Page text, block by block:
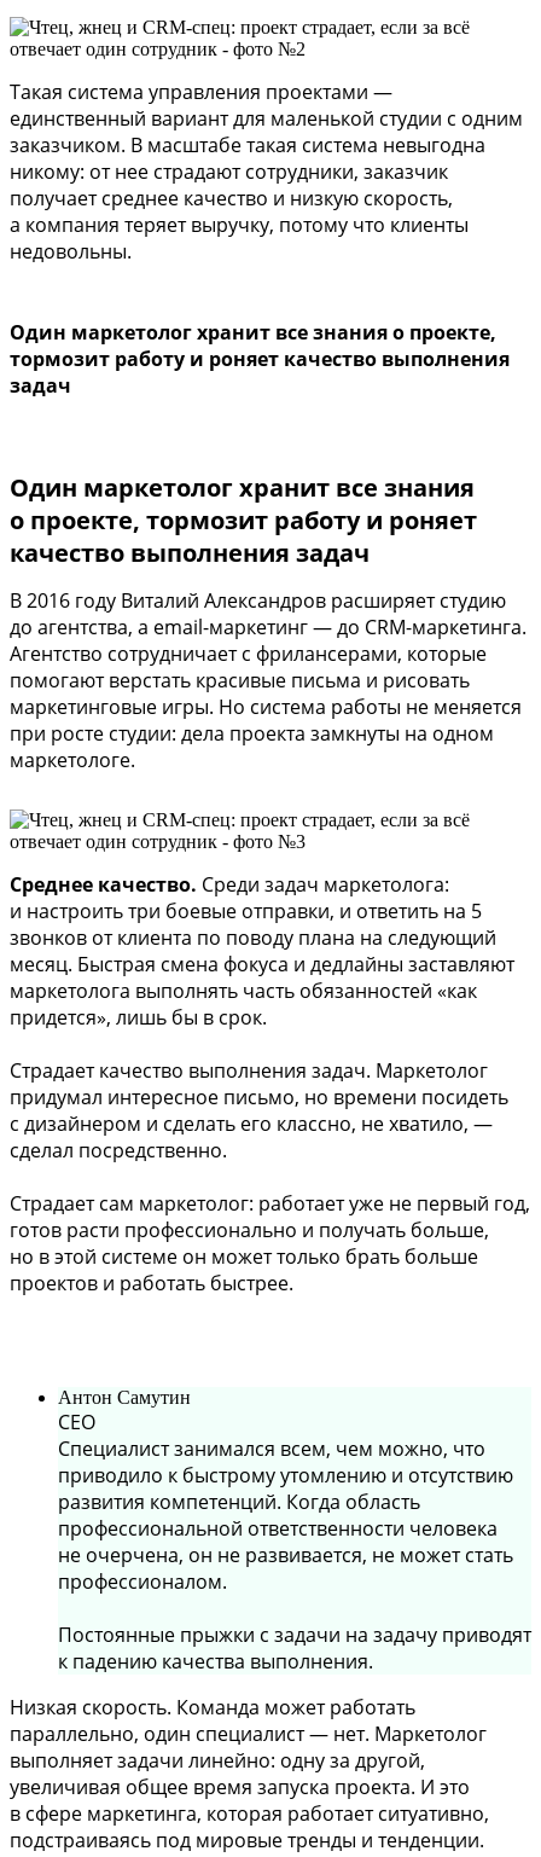
Такая система управления проектами —
единственный вариант для маленькой студии с одним
заказчиком. В масштабе такая система невыгодна
никому: от нее страдают сотрудники, заказчик
получает среднее качество и низкую скорость,
а компания теряет выручку, потому что клиенты
недовольны.
Один маркетолог хранит все знания о проекте,
тормозит работу и роняет качество выполнения
задач
Один маркетолог хранит все знания
о проекте, тормозит работу и роняет
качество выполнения задач
В 2016 году Виталий Александров расширяет студию
до агентства, а email-маркетинг — до CRM-маркетинга.
Агентство сотрудничает с фрилансерами, которые
помогают верстать красивые письма и рисовать
маркетинговые игры. Но система работы не меняется
при росте студии: дела проекта замкнуты на одном
маркетологе.
Среднее качество. Среди задач маркетолога:
и настроить три боевые отправки, и ответить на 5
звонков от клиента по поводу плана на следующий
месяц. Быстрая смена фокуса и дедлайны заставляют
маркетолога выполнять часть обязанностей «как
придется», лишь бы в срок.
Страдает качество выполнения задач. Маркетолог
придумал интересное письмо, но времени посидеть
с дизайнером и сделать его классно, не хватило, —
сделал посредственно.
Страдает сам маркетолог: работает уже не первый год,
готов расти профессионально и получать больше,
но в этой системе он может только брать больше
проектов и работать быстрее.
Антон Самутин
СЕО
Специалист занимался всем, чем можно, что
приводило к быстрому утомлению и отсутствию
развития компетенций. Когда область
профессиональной ответственности человека
не очерчена, он не развивается, не может стать
профессионалом.
Постоянные прыжки с задачи на задачу приводят
к падению качества выполнения.
Низкая скорость. Команда может работать
параллельно, один специалист — нет. Маркетолог
выполняет задачи линейно: одну за другой,
увеличивая общее время запуска проекта. И это
в сфере маркетинга, которая работает ситуативно,
подстраиваясь под мировые тренды и тенденции.